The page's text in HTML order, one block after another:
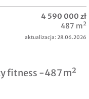
fitness -487 m²
4 590 000 zł
487 m²
aktualizacja: 28.06.2026